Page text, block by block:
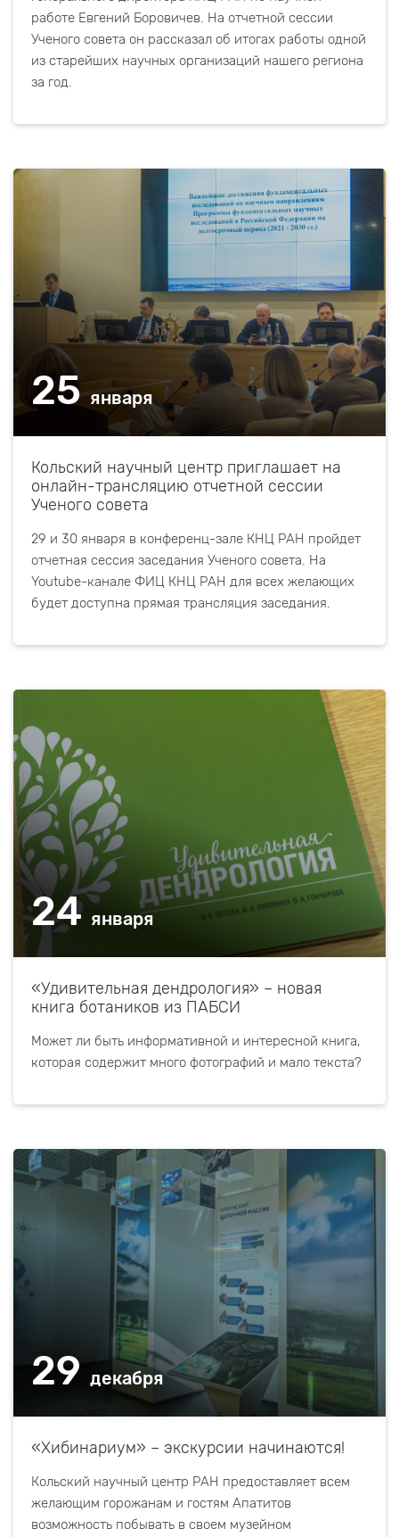
работе Евгений Боровичев. На отчетной сессии
Ученого совета он рассказал об итогах работы одной
из старейших научных организаций нашего региона
за год.
25 января
Кольский научный центр приглашает на
онлайн-трансляцию отчетной сессии
Ученого совета
29 и 30 января в конференц-зале КНЦ РАН пройдет
отчетная сессия заседания Ученого совета. На
Youtube-канале ФИЦ КНЦ РАН для всех желающих
будет доступна прямая трансляция заседания.
24 января
«Удивительная дендрология» – новая
книга ботаников из ПАБСИ
Может ли быть информативной и интересной книга,
которая содержит много фотографий и мало текста?
29 декабря
«Хибинариум» – экскурсии начинаются!
Кольский научный центр РАН предоставляет всем
желающим горожанам и гостям Апатитов
возможность побывать в своем музейном